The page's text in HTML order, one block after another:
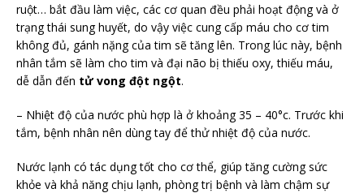
ruột… bắt đầu làm việc, các cơ quan đều phải hoạt động và ở
trạng thái sung huyết, do vậy việc cung cấp máu cho cơ tim
không đủ, gánh nặng của tim sẽ tăng lên. Trong lúc này, bệnh
nhân tắm sẽ làm cho tim và đại não bị thiếu oxy, thiếu máu,
dễ dẫn đến tử vong đột ngột.
– Nhiệt độ của nước phù hợp là ở khoảng 35 – 40°c. Trước khi
tắm, bệnh nhân nên dùng tay để thử nhiệt độ của nước.
Nước lạnh có tác dụng tốt cho cơ thể, giúp tăng cường sức
khỏe và khả năng chịu lạnh, phòng trị bệnh và làm chậm sự